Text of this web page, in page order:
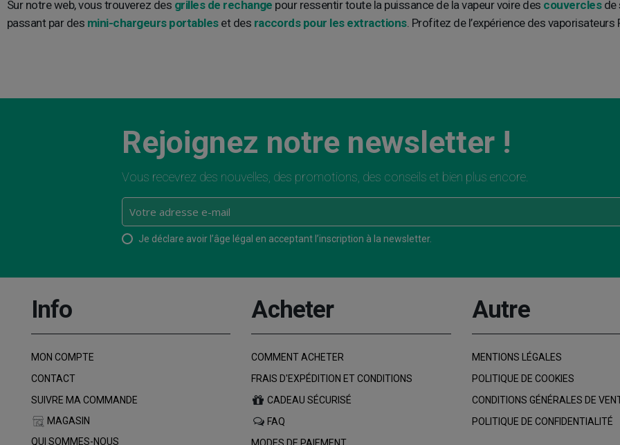
Sur notre web, vous trouverez des grilles de rechange pour ressentir toute la puissance de la vapeur voire des couvercles de
passant par des mini-chargeurs portableset des raccords pour les extractions. Profitez de l’expérience des vaporisateurs
Rejoignez notre newsletter !
Vous recevrez des nouvelles, des promotions, des conseils et bien plus encore.
Je déclare avoir l’âge légal en acceptant l’inscription à la newsletter.
Info
MON COMPTE
CONTACT
SUIVRE MA COMMANDE
MAGASIN
QUI SOMMES-NOUS
Acheter
COMMENT ACHETER
FRAIS D'EXPÉDITION ET CONDITIONS
CADEAU SÉCURISÉ
FAQ
Autre
MENTIONS LÉGALES
POLITIQUE DE COOKIES
CONDITIONS GÉNÉRALES DE
POLITIQUE DE CONFIDENTIALITÉ